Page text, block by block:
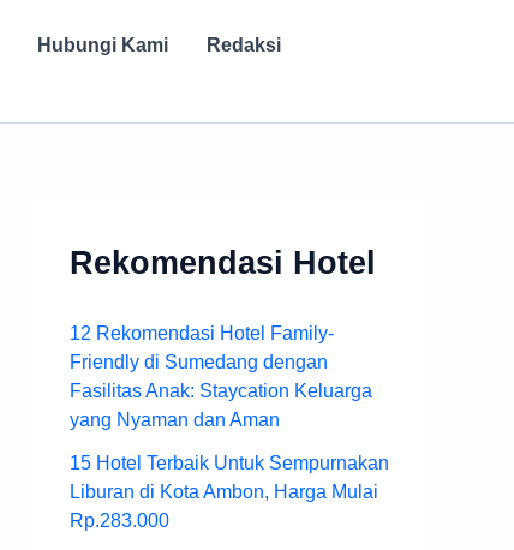
Hubungi Kami
Redaksi
Rekomendasi Hotel
12 Rekomendasi Hotel Family-
Friendly di Sumedang dengan
Fasilitas Anak: Staycation Keluarga
yang Nyaman dan Aman
15 Hotel Terbaik Untuk Sempurnakan
Liburan di Kota Ambon, Harga Mulai
Rp.283.000